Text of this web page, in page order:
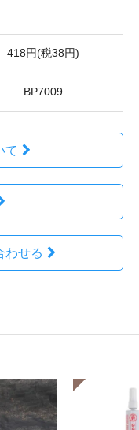
418円(税38円)
BP7009
て
わせる